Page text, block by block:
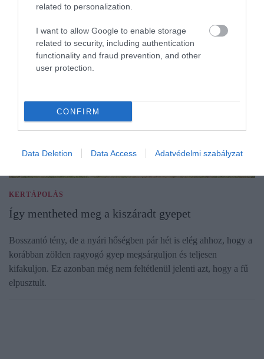
related to personalization.
I want to allow Google to enable storage
related to security, including authentication
functionality and fraud prevention, and other
user protection.
CONFIRM
Data Deletion Data Access Adatvédelmi szabályzat
KERTÁPOLÁS
Így mentheted meg a kiszáradt gyepet
Bosszantó tény, de a nyári hőségben pár hét is elég ahhoz, hogy a
korábban zölden ragyogó gyep megsárguljon és teljesen
kifakuljon. Ez azonban még nem feltétlenül jelenti azt, hogy a fű
elpusztult.